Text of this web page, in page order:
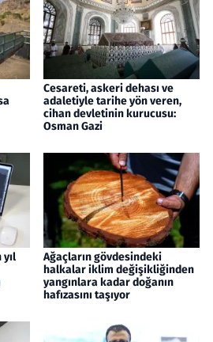
Cesareti, askeri dehası ve
adaletiyle tarihe yön veren,
cihan devletinin kurucusu:
Osman Gazi
Ağaçların gövdesindeki
halkalar iklim değişikliğinden
yangınlara kadar doğanın
hafızasını taşıyor